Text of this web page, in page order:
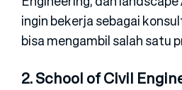
ingin bekerja sebagai
bisa mengambil salah satu
2. School of Civil